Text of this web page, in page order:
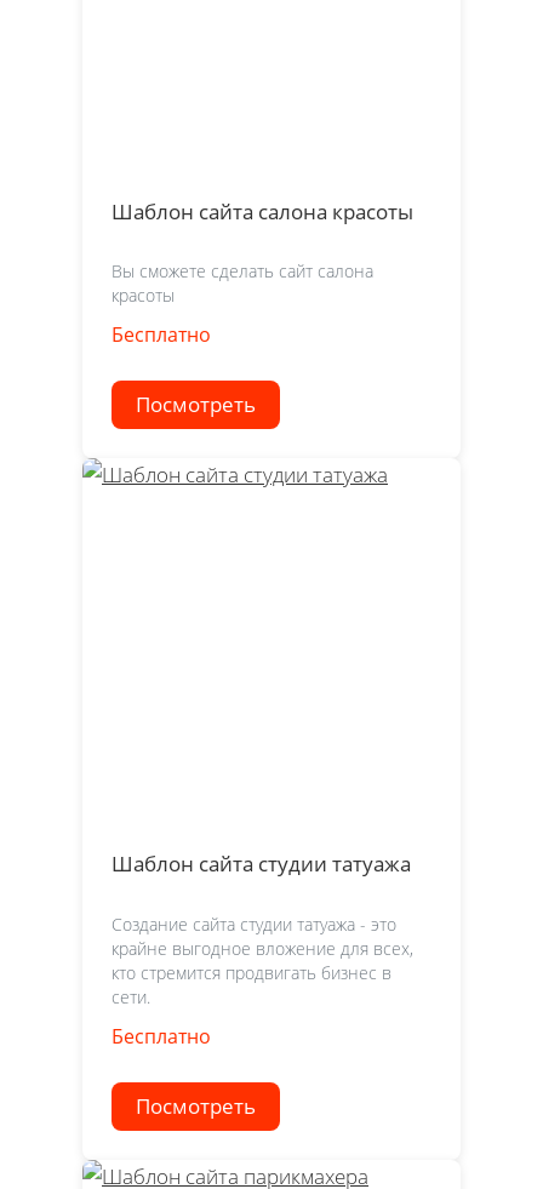
Шаблон сайта салона красоты
Вы сможете сделать сайт салона
красоты
Бесплатно
Посмотреть
Шаблон сайта студии татуажа
Создание сайта студии татуажа - это
крайне выгодное вложение для всех,
кто стремится продвигать бизнес в
сети.
Бесплатно
Посмотреть